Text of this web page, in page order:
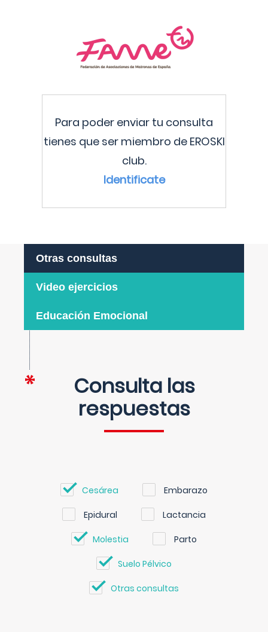
Para poder enviar tu consulta
tienes que ser miembro de EROSKI
club.
Identificate
Otras consultas
Video ejercicios
Educación Emocional
Consulta las
respuestas
Cesárea Embarazo
Epidural Lactancia
Molestia Parto
Suelo Pélvico
Otras consultas